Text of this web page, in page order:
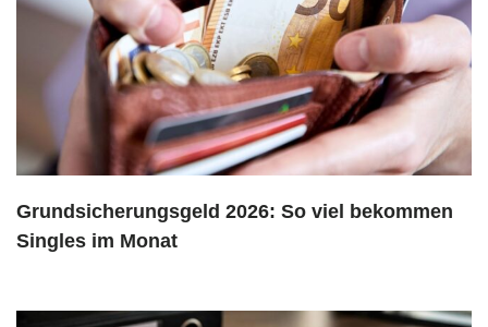
Grundsicherungsgeld 2026: So viel bekommen
Singles im Monat